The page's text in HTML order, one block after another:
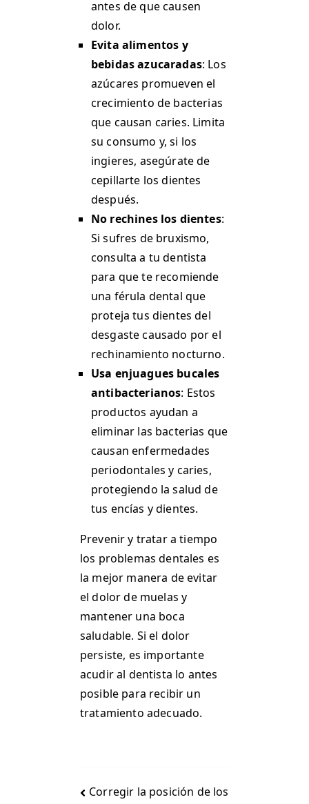
antes de que causen
dolor.
Evita alimentos y
bebidas azucaradas: Los
azúcares promueven el
crecimiento de bacterias
que causan caries. Limita
su consumo y, si los
ingieres, asegúrate de
cepillarte los dientes
después​.
No rechines los dientes:
Si sufres de bruxismo,
consulta a tu dentista
para que te recomiende
una férula dental que
proteja tus dientes del
desgaste causado por el
rechinamiento nocturno​.
Usa enjuagues bucales
antibacterianos: Estos
productos ayudan a
eliminar las bacterias que
causan enfermedades
periodontales y caries,
protegiendo la salud de
tus encías y dientes​.
Prevenir y tratar a tiempo
los problemas dentales es
la mejor manera de evitar
el dolor de muelas y
mantener una boca
saludable. Si el dolor
persiste, es importante
acudir al dentista lo antes
posible para recibir un
tratamiento adecuado.
Corregir la posición de los